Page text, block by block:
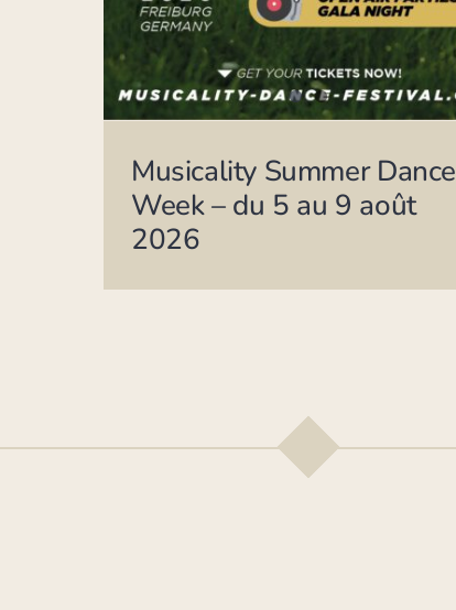
Musicality Summer Dance
Week – du 5 au 9 août
2026